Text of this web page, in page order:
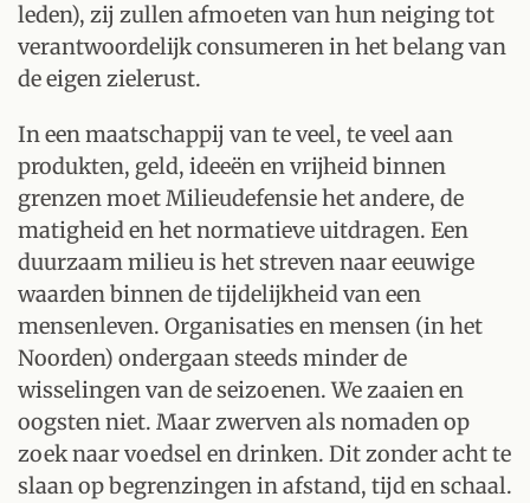
leden), zij zullen afmoeten van hun neiging tot
verantwoordelijk consumeren in het belang van
de eigen zielerust.
In een maatschappij van te veel, te veel aan
produkten, geld, ideeën en vrijheid binnen
grenzen moet Milieudefensie het andere, de
matigheid en het normatieve uitdragen. Een
duurzaam milieu is het streven naar eeuwige
waarden binnen de tijdelijkheid van een
mensenleven. Organisaties en mensen (in het
Noorden) ondergaan steeds minder de
wisselingen van de seizoenen. We zaaien en
oogsten niet. Maar zwerven als nomaden op
zoek naar voedsel en drinken. Dit zonder acht te
slaan op begrenzingen in afstand, tijd en schaal.